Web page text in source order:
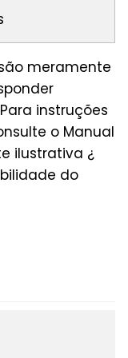
meramente
instruções
o Manual
ilustrativa ¿
do